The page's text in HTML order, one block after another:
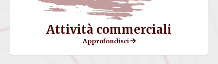
Attività commerciali
Approfondisci